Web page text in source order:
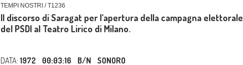
TEMPI NOSTRI / T1236
Il discorso di Saragat per l'apertura della campagna elettorale
del PSDI al Teatro Lirico di Milano.
DATA: 1972 00:03:16 B/N SONORO